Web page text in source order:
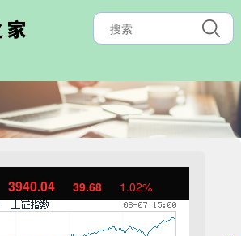
3940.04 39.68 1.02%